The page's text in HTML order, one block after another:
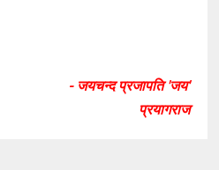
- जयचन्द प्रजापति 'जय'
प्रयागराज